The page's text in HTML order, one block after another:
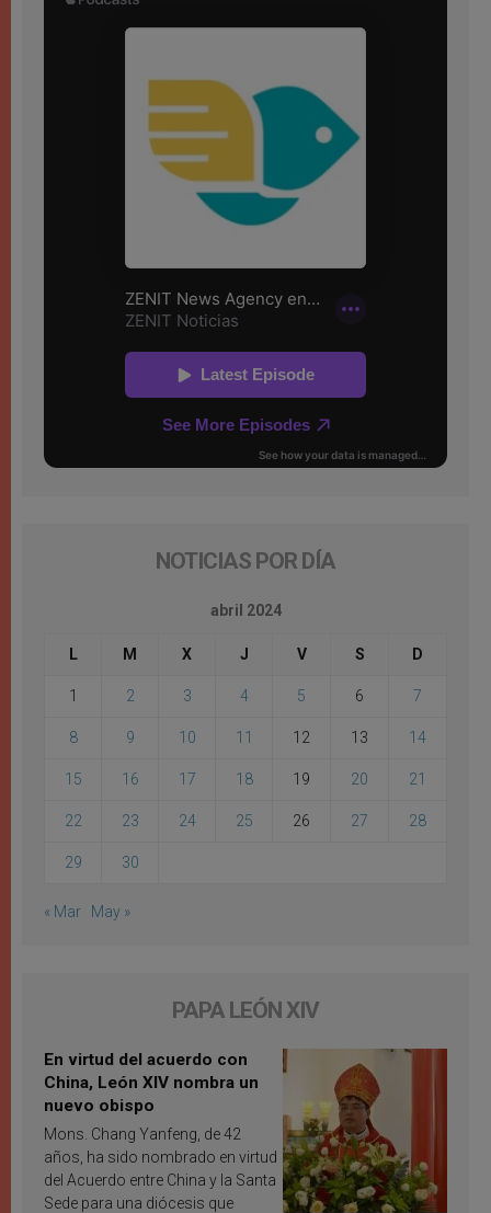
NOTICIAS POR DÍA
abril 2024
L M X J V S D
1 2 3 4 5 6 7
8 9 10 11 12 13 14
15 16 17 18 19 20 21
22 23 24 25 26 27 28
29 30
« Mar May »
PAPA LEÓN XIV
En virtud del acuerdo con
China, León XIV nombra un
nuevo obispo
Mons. Chang Yanfeng, de 42
años, ha sido nombrado en virtud
del Acuerdo entre China y la Santa
Sede para una diócesis que